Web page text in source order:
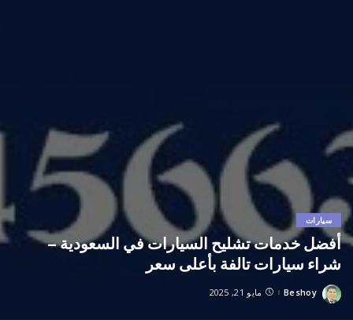
سيارات
أفضل خدمات تشليح السيارات في السعودية –
شراء سيارات تالفة بأعلى سعر
Posted
Beshoy مايو 21, 2025